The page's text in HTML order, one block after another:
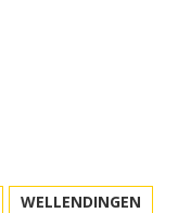
WELLENDINGEN